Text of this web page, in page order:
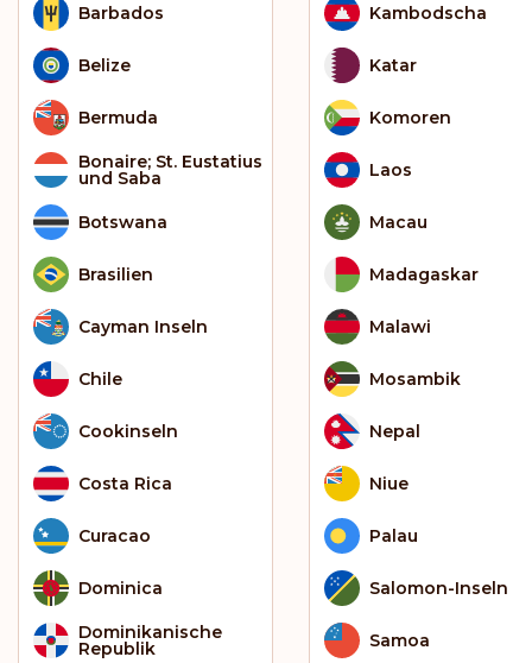
Barbados
Belize
Bermuda
Bonaire; St. Eustatius
und Saba
Botswana
Brasilien
Cayman Inseln
Chile
Cookinseln
Costa Rica
Curacao
Dominica
Dominikanische
Republik
Kambodscha
Katar
Komoren
Laos
Macau
Madagaskar
Malawi
Mosambik
Nepal
Niue
Palau
Salomon-Inseln
Samoa